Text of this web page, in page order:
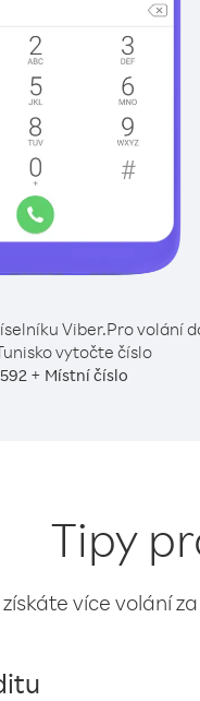
Viber.Pro volání
vytočte číslo
592+ Místní číslo
Tipy
více volání